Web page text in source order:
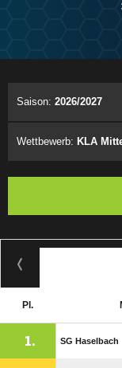
Saison: 2026/2027
Wettbewerb: KLA
Pl.
1. SG Haselbach